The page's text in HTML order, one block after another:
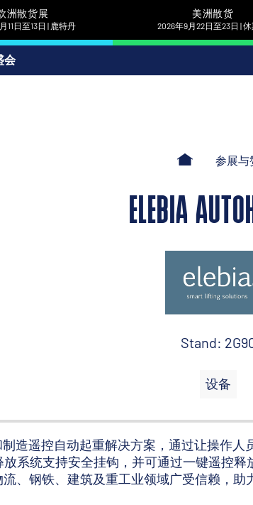
洲散货展
11日至13日 | 鹿特丹
美洲散货
2026年9月22日至23日 |
会
参展与
ELEBIA
Stand:
设备
造遥控自动起重解决方案，通过让操作
系统支持安全挂钩，并可通过一键遥控
、钢铁、建筑及重工业领域广受信赖，